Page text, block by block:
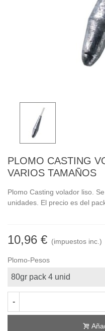
PLOMO CASTING
VARIOS TAMAÑOS
Plomo Casting volador liso.
unidades. El precio es del
10,96 € (impuestos inc.)
Plomo-Pesos
-